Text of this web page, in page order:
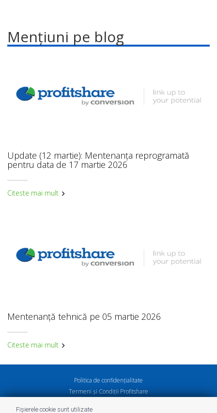
Mențiuni pe blog
Update (12 martie): Mentenanța reprogramată
pentru data de 17 martie 2026
Citeste mai mult
Mentenanță tehnică pe 05 martie 2026
Citeste mai mult
Politica de confidenţialitate
Termeni și Condiții Profitshare
Fișierele cookie sunt utilizate